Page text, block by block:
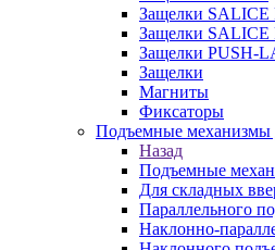
Защелки
Защелки SALICE
Защелки PUSH-
Защелки
Магниты
Фиксаторы
Подъемные механизмы
Назад
Подъемные
Для складных
Параллельного
Наклонно-